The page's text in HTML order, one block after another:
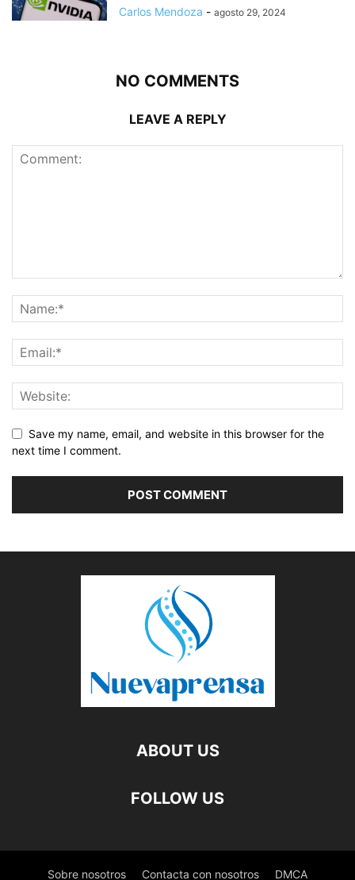
Carlos Mendoza - agosto 29, 2024
NO COMMENTS
LEAVE A REPLY
Save my name, email, and website in this browser for the
next time I comment.
ABOUT US
FOLLOW US
Sobre nosotros Contacta con nosotros DMCA